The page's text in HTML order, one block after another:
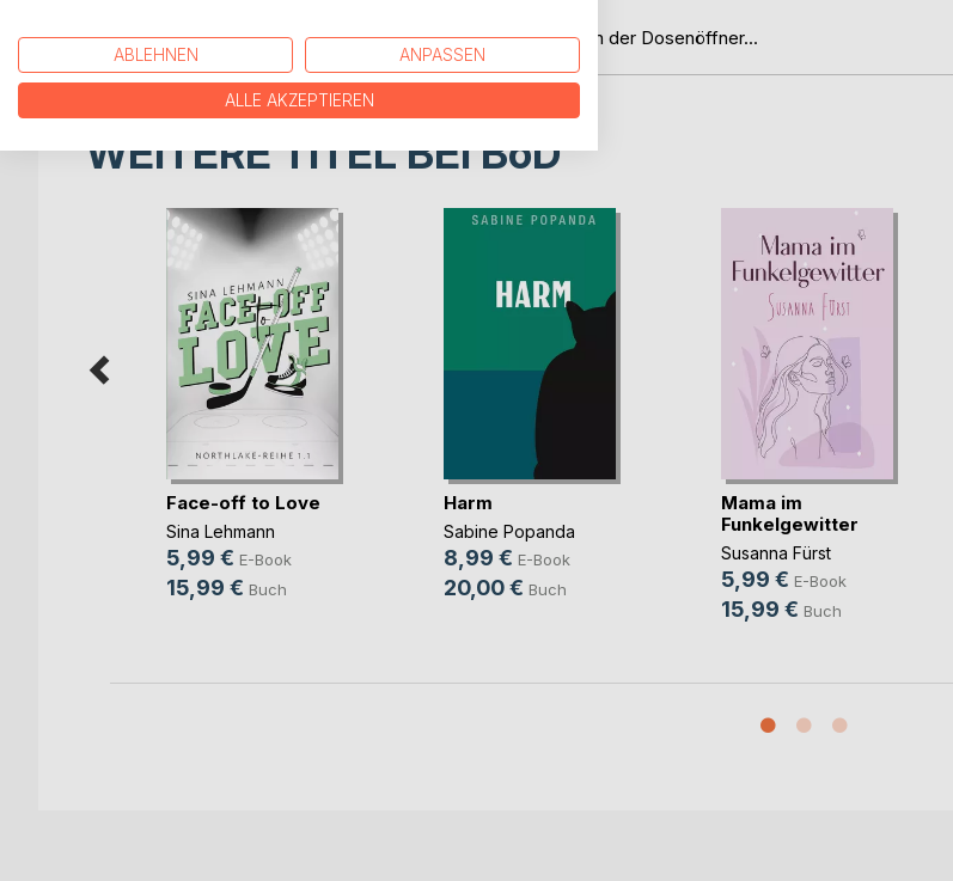
Und immer wieder staunt er über die seltsamen Eigenarten der Dosenöffner...
WEITERE TITEL BEIBoD
Face-off to Love
Sina Lehmann
5,99 € E-Book
15,99 € Buch
Harm
Sabine Popanda
8,99 € E-Book
20,00 € Buch
Mama im
Funkelgewitter
Susanna Fürst
5,99 € E-Book
15,99 € Buch
ABLEHNEN ANPASSEN
ALLE AKZEPTIEREN